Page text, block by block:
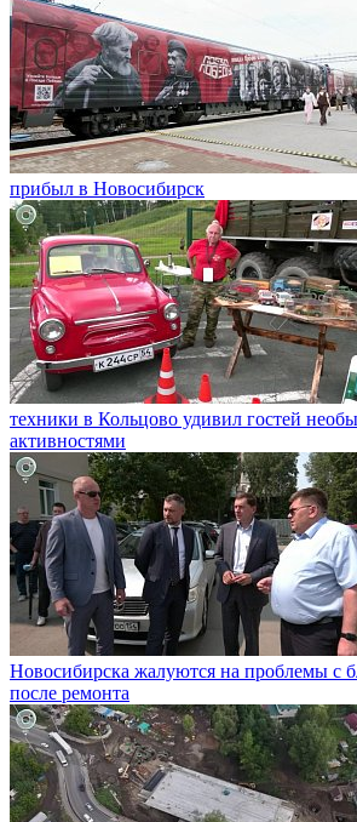
прибыл в Новосибирск
техники в Кольцово удивил гостей
активностями
Новосибирска жалуются на проблемы с
после ремонта